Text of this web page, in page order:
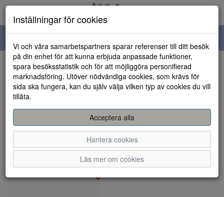
navigation
Visa filter
Herrskor - Gummistövlar
(1 artiklar)
Inställningar för cookies
Vi och våra samarbetspartners sparar referenser till ditt besök
på din enhet för att kunna erbjuda anpassade funktioner,
spara besöksstatistik och för att möjliggöra personifierad
marknadsföring. Utöver nödvändiga cookies, som krävs för
sida ska fungera, kan du själv välja vilken typ av cookies du vill
tillåta.
Acceptera alla
Hantera cookies
Läs mer om cookies